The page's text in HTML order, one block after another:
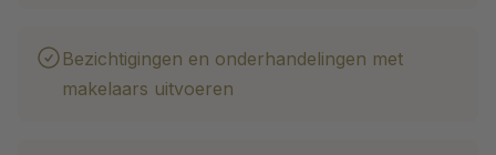
Bezichtigingen en onderhandelingen met
makelaars uitvoeren